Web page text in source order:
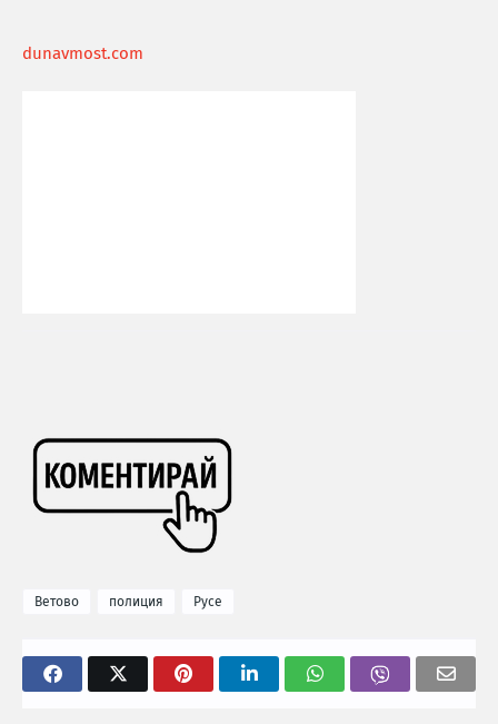
dunavmost.com
Ветово полиция Русе